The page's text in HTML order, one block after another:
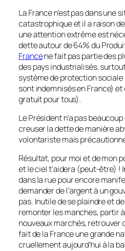
La France n’est pas dans une
catastrophique et il a raison
une attention extrême est
dette autour de 64% du
Francene fait pas partie des
des pays industrialisés,
système de protection
sont indemnisés en France)
gratuit pour tous).
Le Président n’a pas
creuser la dette de manière
volontariste mais
Résultat, pour moi et de mon
et le ciel t’aidera (peut-être) !
dans la rue pour encore
demander de l’argent à un
pas. Inutile de se plaindre et
remonter les manches, partir
nouveaux marchés, retrouver
fait de la France une grande
cruellement aujourd’hui à la